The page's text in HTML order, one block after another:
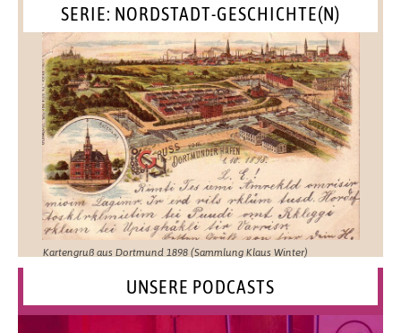
SERIE: NORDSTADT-GESCHICHTE(N)
Kartengruß aus Dortmund 1898 (Sammlung Klaus Winter)
UNSERE PODCASTS